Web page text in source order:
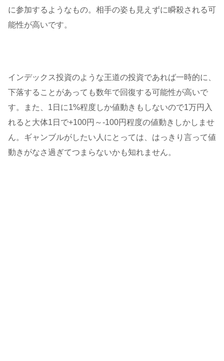
に参加するようなもの。相手の姿も見えずに瞬殺される可
能性が高いです。
インデックス投資のような王道の投資であれば一時的に、
下落することがあっても数年で回復する可能性が高いで
す。また、1日に1%程度しか値動きもしないので1万円入
れると大体1日で+100円～-100円程度の値動きしかしませ
ん。ギャンブルがしたい人にとっては、はっきり言って値
動きがなさ過ぎてつまらないかも知れません。